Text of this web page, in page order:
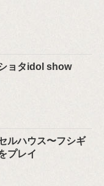
ョタidol show
ルハウス〜フシギ
プレイ